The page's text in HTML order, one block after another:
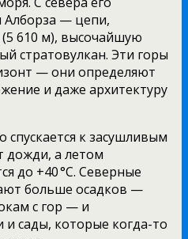
Алборза — цепи,
(5 610 м), высочайшую
стратовулкан. Эти горы
— они определяют
и даже архитектуру
спускается к засушливым
дожди, а летом
до +40 °C. Северные
больше осадков —
с гор — и
сады, которые когда-то